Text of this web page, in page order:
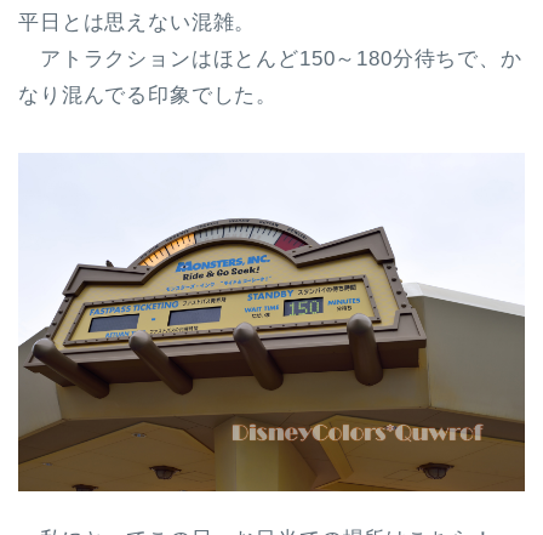
平日とは思えない混雑。
アトラクションはほとんど150～180分待ちで、か
なり混んでる印象でした。